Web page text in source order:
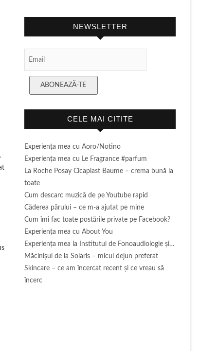
NEWSLETTER
ABONEAZĂ-TE
CELE MAI CITITE
Experienţa mea cu Aoro/Notino
Experienţa mea cu Le Fragrance #parfum
La Roche Posay Cicaplast Baume – crema bună la
toate
Cum descarc muzică de pe Youtube rapid
Căderea părului – ce m-a ajutat pe mine
Cum îmi fac toate postările private pe Facebook?
Experiența mea cu About You
Experiența mea la Institutul de Fonoaudiologie și…
Măcinişul de la Solaris – micul dejun preferat
Skincare – ce am încercat recent și ce vreau să
încerc